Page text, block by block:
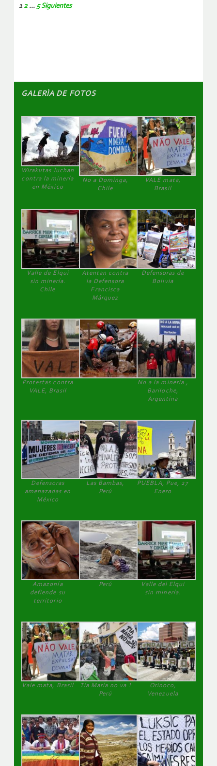
Paginación
1 2 … 5 Siguientes
GALERÌA DE FOTOS
Wirakutas luchan
contra la minería
en México
No a Dominga,
Chile
VALE mata,
Brasil
Valle de Elqui
sin minería.
Chile
Atentan contra
la Defensora
Francisca
Márquez
Defensoras de
Bolivia
Protestas contra
VALE, Brasil
No a la minería ,
Bariloche,
Argentina
Defensoras
amenazadas en
México
Las Bambas,
Perú
PUEBLA, Pue, 27
Enero
Amazonía
defiende su
territorio
Perú
Valle del Elqui
sin minería.
Vale mata, Brasil
Tía María no va !
Perú
Orinoco,
Venezuela